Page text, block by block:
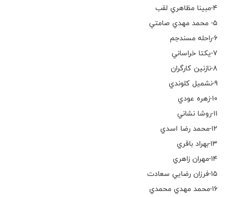
٤-مبينا مظاهري لقب
٥- محمد مهدي صامتي
٦-راحله مسندجم
٧-يكتا خراساني
٨-نازنين كارگران
٩-نشميل كلوندي
١٠-زهره عودي
١١-روشا نشاني
١٢-محمد رضا اسدي
١٣-بهراد باقري
١٤-مهران زاهري
١٥-فرزان رضايي سعادت
١٦-محمد مهدي محمدي